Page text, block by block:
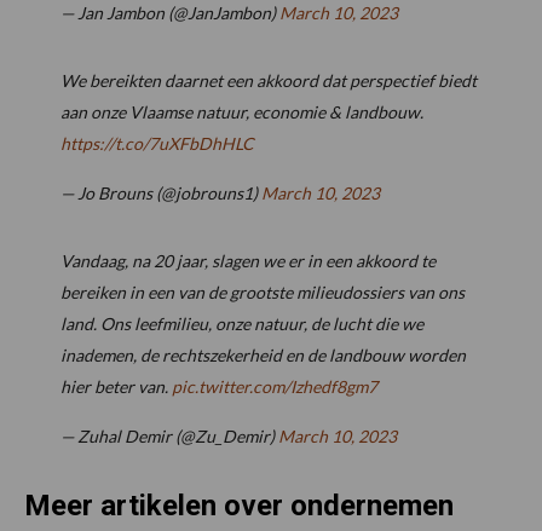
— Jan Jambon (@JanJambon)March 10, 2023
We bereikten daarnet een akkoord dat perspectief biedt
aan onze Vlaamse natuur, economie & landbouw.
https://t.co/7uXFbDhHLC
— Jo Brouns (@jobrouns1)March 10, 2023
Vandaag, na 20 jaar, slagen we er in een akkoord te
bereiken in een van de grootste milieudossiers van ons
land. Ons leefmilieu, onze natuur, de lucht die we
inademen, de rechtszekerheid en de landbouw worden
hier beter van. pic.twitter.com/Izhedf8gm7
— Zuhal Demir (@Zu_Demir)March 10, 2023
Meer artikelen over ondernemen